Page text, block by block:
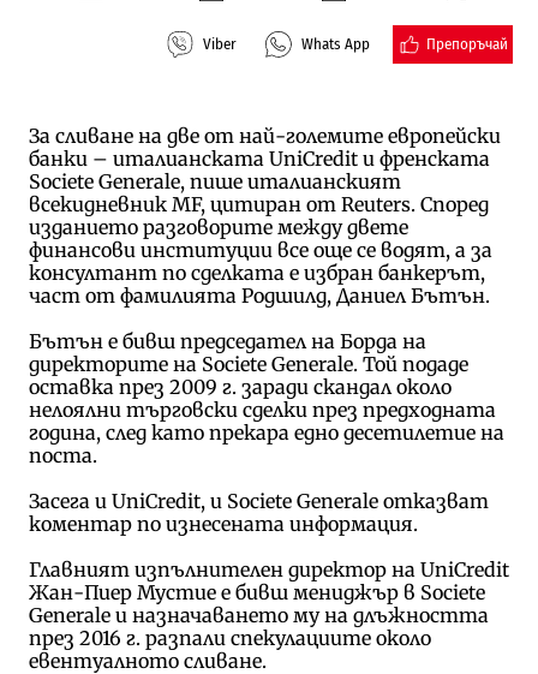
Viber Whats App Препоръчай
За сливане на две от най-големите европейски
банки – италианската UniCredit и френската
Societe Generale, пише италианският
всекидневник MF, цитиран от Reuters. Според
изданието разговорите между двете
финансови институции все още се водят, а за
консултант по сделката е избран банкерът,
част от фамилията Родшилд, Даниел Бътън.
Бътън е бивш председател на Борда на
директорите на Societe Generale. Той подаде
оставка през 2009 г. заради скандал около
нелоялни търговски сделки през предходната
година, след като прекара едно десетилетие на
поста.
Засега и UniCredit, и Societe Generale отказват
коментар по изнесената информация.
Главният изпълнителен директор на UniCredit
Жан-Пиер Мустие е бивш мениджър в Societe
Generale и назначаването му на длъжността
през 2016 г. разпали спекулациите около
евентуалното сливане.